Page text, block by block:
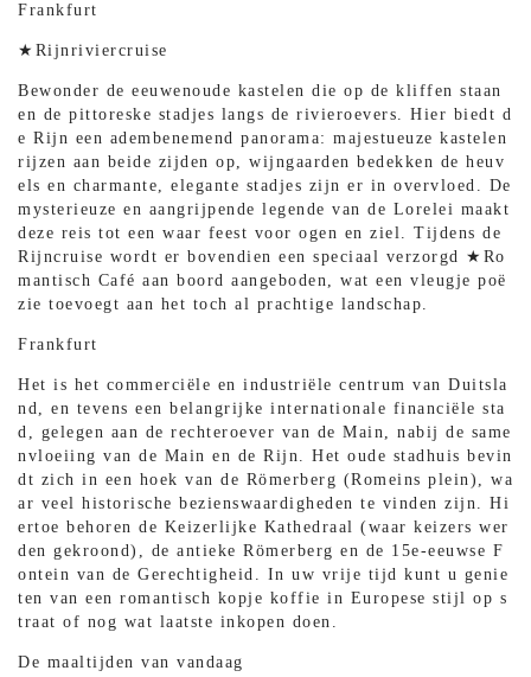
Frankfurt
★Rijnriviercruise
Bewonder de eeuwenoude kastelen die op de kliffen staan ​​
en de pittoreske stadjes langs de rivieroevers. Hier biedt d
e Rijn een adembenemend panorama: majestueuze kastelen
rijzen aan beide zijden op, wijngaarden bedekken de heuv
els en charmante, elegante stadjes zijn er in overvloed. De
mysterieuze en aangrijpende legende van de Lorelei maakt
deze reis tot een waar feest voor ogen en ziel. Tijdens de
Rijncruise wordt er bovendien een speciaal verzorgd ★Ro
mantisch Café aan boord aangeboden, wat een vleugje poë
zie toevoegt aan het toch al prachtige landschap.
Frankfurt
Het is het commerciële en industriële centrum van Duitsla
nd, en tevens een belangrijke internationale financiële sta
d, gelegen aan de rechteroever van de Main, nabij de same
nvloeiing van de Main en de Rijn. Het oude stadhuis bevin
dt zich in een hoek van de Römerberg (Romeins plein), wa
ar veel historische bezienswaardigheden te vinden zijn. Hi
ertoe behoren de Keizerlijke Kathedraal (waar keizers wer
den gekroond), de antieke Römerberg en de 15e-eeuwse F
ontein van de Gerechtigheid. In uw vrije tijd kunt u genie
ten van een romantisch kopje koffie in Europese stijl op s
traat of nog wat laatste inkopen doen.
De maaltijden van vandaag